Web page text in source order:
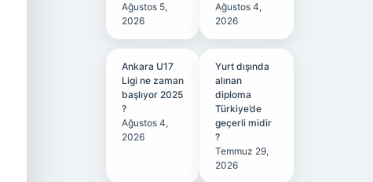
Ağustos 5,
2026
Ağustos 4,
2026
Ankara U17
Ligi ne zaman
başlıyor 2025
?
Ağustos 4,
2026
Yurt dışında
alınan
diploma
Türkiye’de
geçerli midir
?
Temmuz 29,
2026